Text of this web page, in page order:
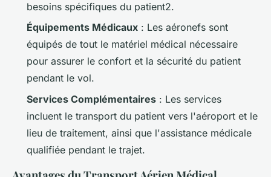
besoins spécifiques du patient2.
Équipements Médicaux : Les aéronefs sont
équipés de tout le matériel médical nécessaire
pour assurer le confort et la sécurité du patient
pendant le vol.
Services Complémentaires : Les services
incluent le transport du patient vers l'aéroport et le
lieu de traitement, ainsi que l'assistance médicale
qualifiée pendant le trajet.